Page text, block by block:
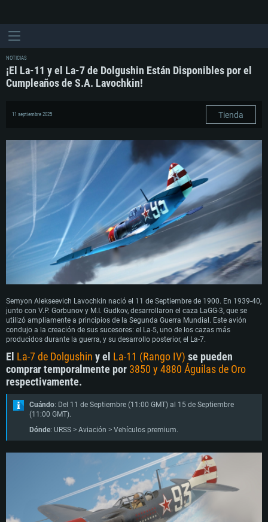
NOTICIAS
¡El La-11 y el La-7 de Dolgushin Están Disponibles por el
Cumpleaños de S.A. Lavochkin!
11 septiembre 2025 Tienda
Semyon Alekseevich Lavochkin nació el 11 de Septiembre de 1900. En 1939-40,
junto con V.P. Gorbunov y M.I. Gudkov, desarrollaron el caza LaGG-3, que se
utilizó ampliamente a principios de la Segunda Guerra Mundial. Este avión
condujo a la creación de sus sucesores: el La-5, uno de los cazas más
producidos durante la guerra, y su desarrollo posterior, el La-7.
El La-7 de Dolgushin y el La-11 (Rango IV) se pueden
comprar temporalmente por 3850 y 4880 Águilas de Oro
respectivamente.
Cuándo: Del 11 de Septiembre (11:00 GMT) al 15 de Septiembre
(11:00 GMT).
Dónde: URSS > Aviación > Vehículos premium.